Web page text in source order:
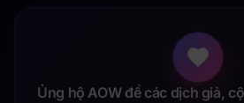
Ủng hộ AOW để các dịch giả,